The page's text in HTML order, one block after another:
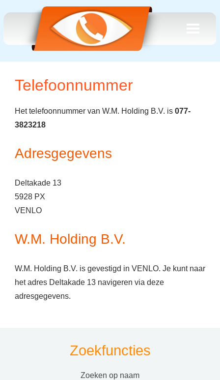
Telefoonnummer
Het telefoonnummer van W.M. Holding B.V. is 077-
3823218
Adresgegevens
Deltakade 13
5928 PX
VENLO
W.M. Holding B.V.
W.M. Holding B.V. is gevestigd in VENLO. Je kunt naar
het adres Deltakade 13 navigeren via deze
adresgegevens.
Zoekfuncties
zoeken op naam